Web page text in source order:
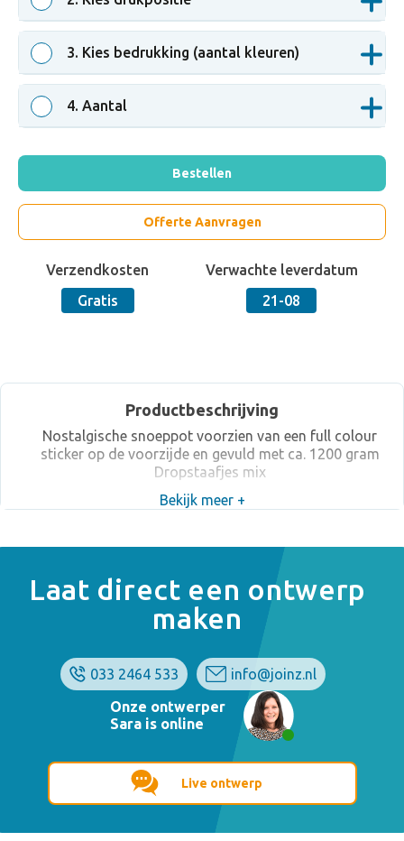
3. Kies bedrukking (aantal kleuren)
4. Aantal
Bestellen
Offerte Aanvragen
Verzendkosten
Gratis
Verwachte leverdatum
21-08
Productbeschrijving
Nostalgische snoeppot voorzien van een full colour
sticker op de voorzijde en gevuld met ca. 1200 gram
Dropstaafjes mix
Bekijk meer +
Laat direct een ontwerp
maken
033 2464 533
info@joinz.nl
Onze ontwerper
Sara is online
Live ontwerp